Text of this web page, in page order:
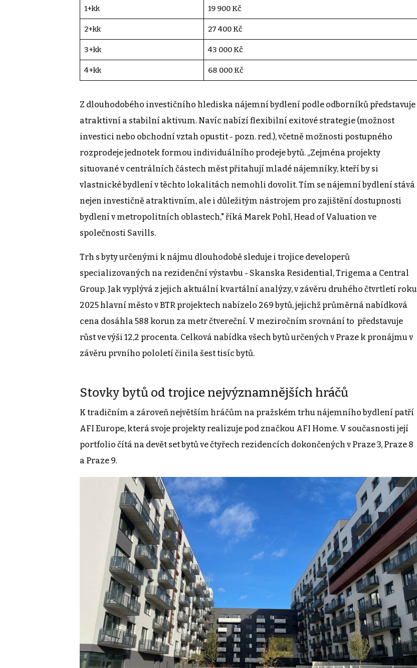
1+kk 19 900 Kč
2+kk 27 400 Kč
3+kk 43 000 Kč
4+kk 68 000 Kč
Z dlouhodobého investičního hlediska nájemní bydlení podle odborníků představuje
atraktivní a stabilní aktivum. Navíc nabízí flexibilní exitové strategie (možnost
investici nebo obchodní vztah opustit - pozn. red.), včetně možnosti postupného
rozprodeje jednotek formou individuálního prodeje bytů. „Zejména projekty
situované v centrálních částech měst přitahují mladé nájemníky, kteří by si
vlastnické bydlení v těchto lokalitách nemohli dovolit. Tím se nájemní bydlení stává
nejen investičně atraktivním, ale i důležitým nástrojem pro zajištění dostupnosti
bydlení v metropolitních oblastech," říká Marek Pohl, Head of Valuation ve
společnosti Savills.
Trh s byty určenými k nájmu dlouhodobě sleduje i trojice developerů
specializovaných na rezidenční výstavbu - Skanska Residential, Trigema a Central
Group. Jak vyplývá z jejich aktuální kvartální analýzy, v závěru druhého čtvrtletí roku
2025 hlavní město v BTR projektech nabízelo 269 bytů, jejichž průměrná nabídková
cena dosáhla 588 korun za metr čtvereční. V meziročním srovnání to představuje
růst ve výši 12,2 procenta. Celková nabídka všech bytů určených v Praze k pronájmu v
závěru prvního pololetí činila šest tisíc bytů.
Stovky bytů od trojice nejvýznamnějších hráčů
K tradičním a zároveň největším hráčům na pražském trhu nájemního bydlení patří
AFI Europe, která svoje projekty realizuje pod značkou AFI Home. V současnosti její
portfolio čítá na devět set bytů ve čtyřech rezidencích dokončených v Praze 3, Praze 8
a Praze 9.